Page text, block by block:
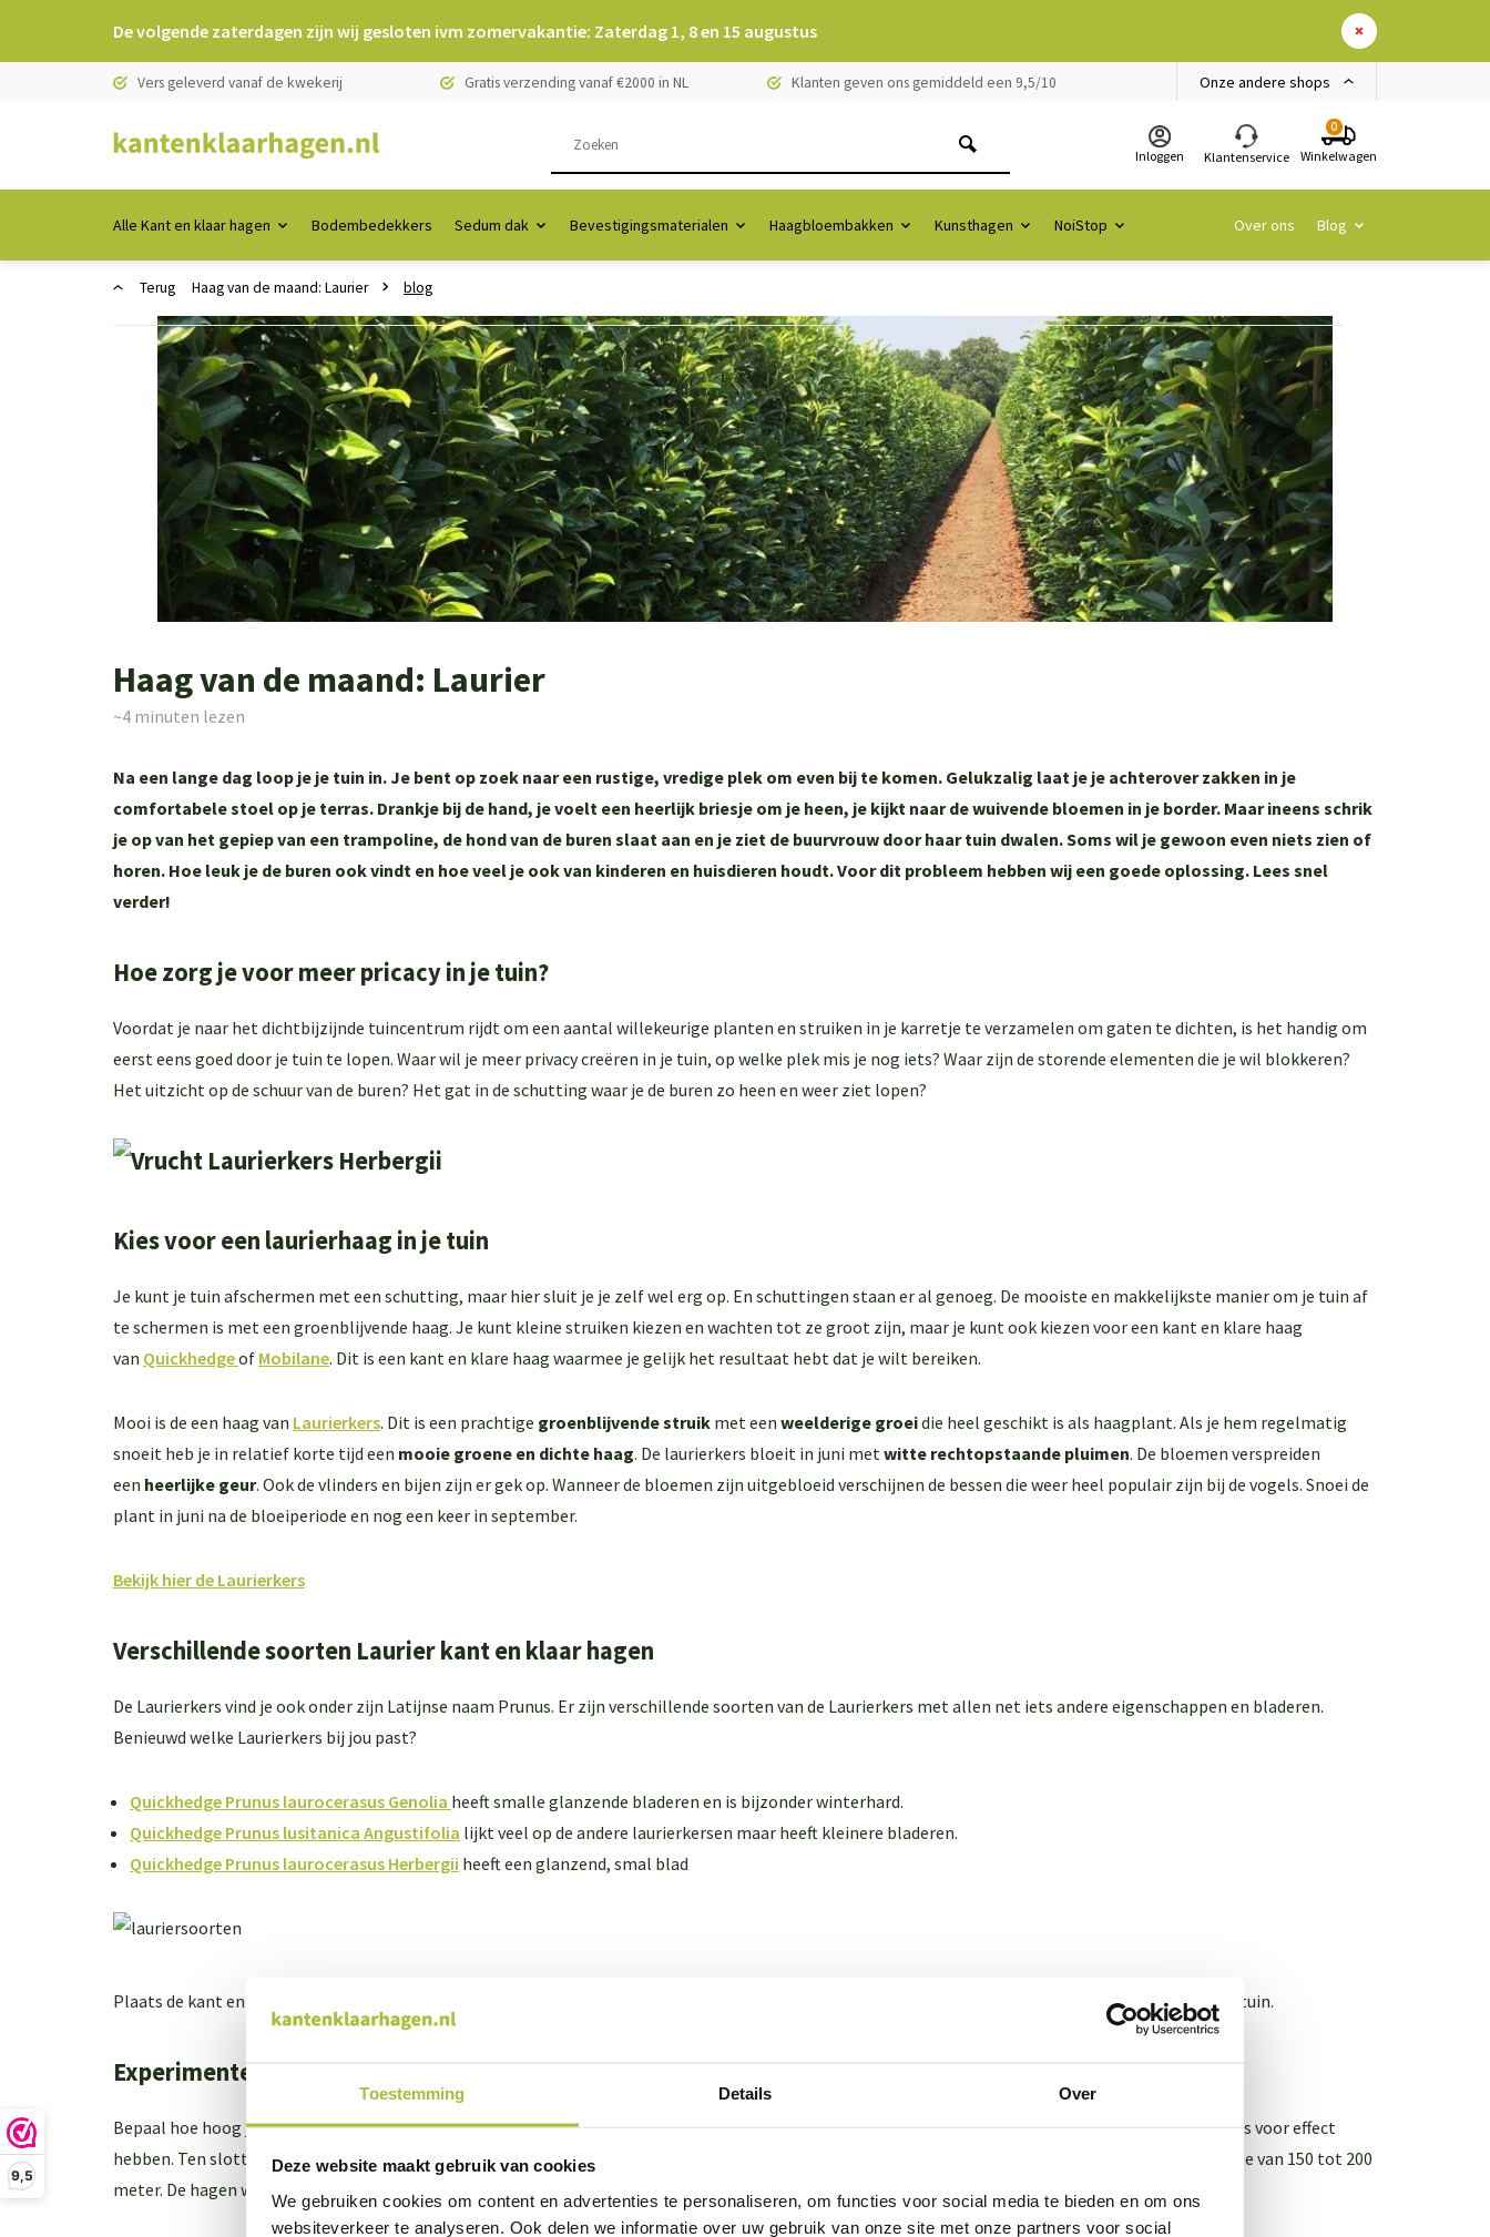
Toestemming Details Over
Deze website maakt gebruik van cookies
We gebruiken cookies om content en advertenties te personaliseren, om functies voor social media te bieden en om ons
websiteverkeer te analyseren. Ook delen we informatie over uw gebruik van onze site met onze partners voor social
9,5
De volgende zaterdagen zijn wij gesloten ivm zomervakantie: Zaterdag 1, 8 en 15 augustus
Vers geleverd vanaf de kwekerij Gratis verzending vanaf €2000 in NL Klanten geven ons gemiddeld een 9,5/10 Onze andere shops
Inloggen Klantenservice
0
Winkelwagen
Alle Kant en klaar hagen Bodembedekkers Sedum dak Bevestigingsmaterialen Haagbloembakken Kunsthagen NoiStop Over ons Blog
Terug Haag van de maand: Laurier blog
Haag van de maand: Laurier
~4 minuten lezen
Na een lange dag loop je je tuin in. Je bent op zoek naar een rustige, vredige plek om even bij te komen. Gelukzalig laat je je achterover zakken in je
comfortabele stoel op je terras. Drankje bij de hand, je voelt een heerlijk briesje om je heen, je kijkt naar de wuivende bloemen in je border. Maar ineens schrik
je op van het gepiep van een trampoline, de hond van de buren slaat aan en je ziet de buurvrouw door haar tuin dwalen.Soms wil je gewoon even niets zien of
horen. Hoe leuk je de buren ook vindt en hoe veel je ook van kinderen en huisdieren houdt. Voor dit probleem hebben wij een goede oplossing. Lees snel
verder!
Hoe zorg je voor meer pricacy in je tuin?
Voordat je naar het dichtbijzijnde tuincentrum rijdt om een aantal willekeurige planten en struiken in je karretje te verzamelen om gaten te dichten, is het handig om
eerst eens goed door je tuin te lopen. Waar wil je meer privacy creëren in je tuin, op welke plek mis je nog iets? Waar zijn de storende elementen die je wil blokkeren?
Het uitzicht op de schuur van de buren? Het gat in de schutting waar je de buren zo heen en weer ziet lopen?
Kies voor een laurierhaag in je tuin
Je kunt je tuin afschermen met een schutting, maar hier sluit je je zelf wel erg op. En schuttingen staan er al genoeg. De mooiste en makkelijkste manier om je tuin af
te schermen is met een groenblijvende haag. Je kunt kleine struiken kiezen en wachten tot ze groot zijn, maar je kunt ook kiezen voor een kant en klare haag
van Quickhedgeof Mobilane. Dit is een kant en klare haag waarmee je gelijk het resultaat hebt dat je wilt bereiken.
Mooi is de een haag van Laurierkers. Dit is een prachtige groenblijvende struik met een weelderige groeidie heel geschikt is als haagplant. Als je hem regelmatig
snoeit heb je in relatief korte tijd een mooie groene en dichte haag. De laurierkers bloeit in juni metwitte rechtopstaande pluimen. De bloemen verspreiden
een heerlijke geur. Ook de vlinders en bijen zijn er gek op. Wanneer de bloemen zijn uitgebloeid verschijnen de bessen die weer heel populair zijn bij de vogels. Snoei de
plant in juni na de bloeiperiode en nog een keer in september.
Bekijk hier de Laurierkers
Verschillende soorten Laurier kant en klaar hagen
De Laurierkers vind je ook onder zijn Latijnse naam Prunus. Er zijn verschillende soorten van de Laurierkers met allen net iets andere eigenschappen en bladeren.
Benieuwd welke Laurierkers bij jou past?
Quickhedge Prunus laurocerasus Genolia heeft smalle glanzende bladeren en is bijzonder winterhard.
Quickhedge Prunus lusitanica Angustifolia lijkt veel op de andere laurierkersen maar heeft kleinere bladeren.
Quickhedge Prunus laurocerasus Herbergii heeft een glanzend, smal blad
Plaats de kant en klare haag op de erfgrens van je tuin waar je meer privacy wilt creëren of juist langs het terras van je tuin of op een andere plek in je tuin.
Experimenteer met de hoogte
Bepaal hoe hoog je de Laurier heg wil hebben. Plaats een ladder of iets anders op de plek van bestemming. Zo zie je beter wat de verschillende hoogtes voor effect
hebben. Ten slotte reken je uit hoeveel hagen je nodig hebt voor je tuin/erfafscheiding. De hagen hebben een lengte van 100 centimeter en een hoogte van 150 tot 200
meter. De hagen worden ongeveer 40 cm dik. Twee keer per jaar terugsnoeien is voldoende.